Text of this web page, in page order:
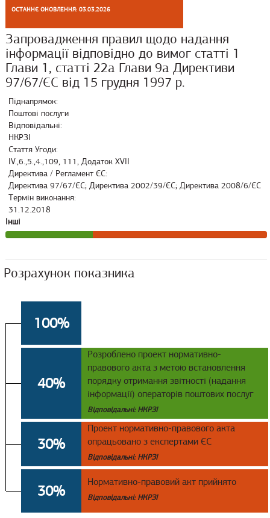
ОСТАННЄ ОНОВЛЕННЯ: 03.03.2026
Запровадження правил щодо надання
інформації відповідно до вимог статті 1
Глави 1, статті 22а Глави 9а Директиви
97/67/ЄС від 15 грудня 1997 р.
Піднапрямок:
Поштові послуги
Відповідальні:
НКРЗІ
Стаття Угоди:
ІV.,6.,5.,4.,109, 111, Додаток XVII
Директива / Регламент ЄС:
Директива 97/67/ЄС; Директива 2002/39/ЄC; Директива 2008/6/ЄС
Термін виконання:
31.12.2018
Інші
Розрахунок показника
100%
40%
Розроблено проект нормативно-
правового акта з метою встановлення
порядку отримання звітності (надання
інформації) операторів поштових послуг
Відповідальні: НКРЗІ
30%
Проект нормативно-правового акта
опрацьовано з експертами ЄС
Відповідальні: НКРЗІ
30% Нормативно-правовий акт прийнято
Відповідальні: НКРЗІ